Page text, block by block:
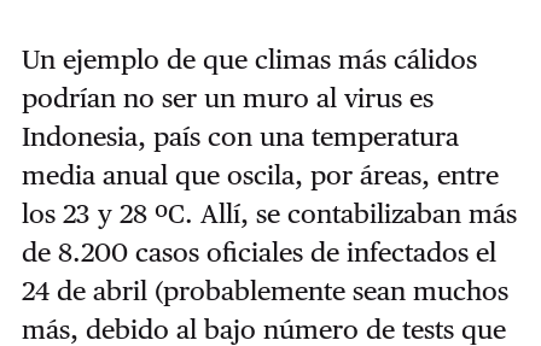
Un ejemplo de que climas más cálidos
podrían no ser un muro al virus es
Indonesia, país con una temperatura
media anual que oscila, por áreas, entre
los 23 y 28 ºC. Allí, se contabilizaban más
de 8.200 casos oficiales de infectados el
24 de abril (probablemente sean muchos
más, debido al bajo número de tests que